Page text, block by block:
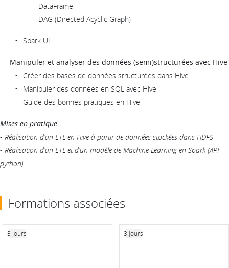
DataFrame
DAG (Directed Acyclic Graph)
Spark UI
Manipuler et analyser des données (semi)structurées avec Hive
Créer des bases de données structurées dans Hive
Manipuler des données en SQL avec Hive
Guide des bonnes pratiques en Hive
Mises en pratique :
- Réalisation d’un ETL en Hive à partir de données stockées dans HDFS
- Réalisation d’un ETL et d’un modèle de Machine Learning en Spark (API
python)
Formations associées
3 jours 3 jours